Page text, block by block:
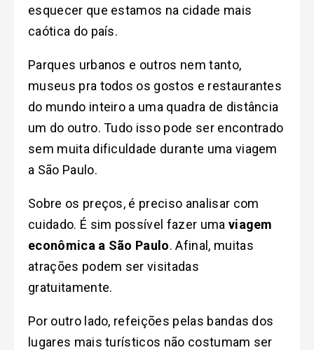
esquecer que estamos na cidade mais
caótica do país.
Parques urbanos e outros nem tanto,
museus pra todos os gostos e restaurantes
do mundo inteiro a uma quadra de distância
um do outro. Tudo isso pode ser encontrado
sem muita dificuldade durante uma viagem
a São Paulo.
Sobre os preços, é preciso analisar com
cuidado. É sim possível fazer uma viagem
econômica a São Paulo. Afinal, muitas
atrações podem ser visitadas
gratuitamente.
Por outro lado, refeições pelas bandas dos
lugares mais turísticos não costumam ser